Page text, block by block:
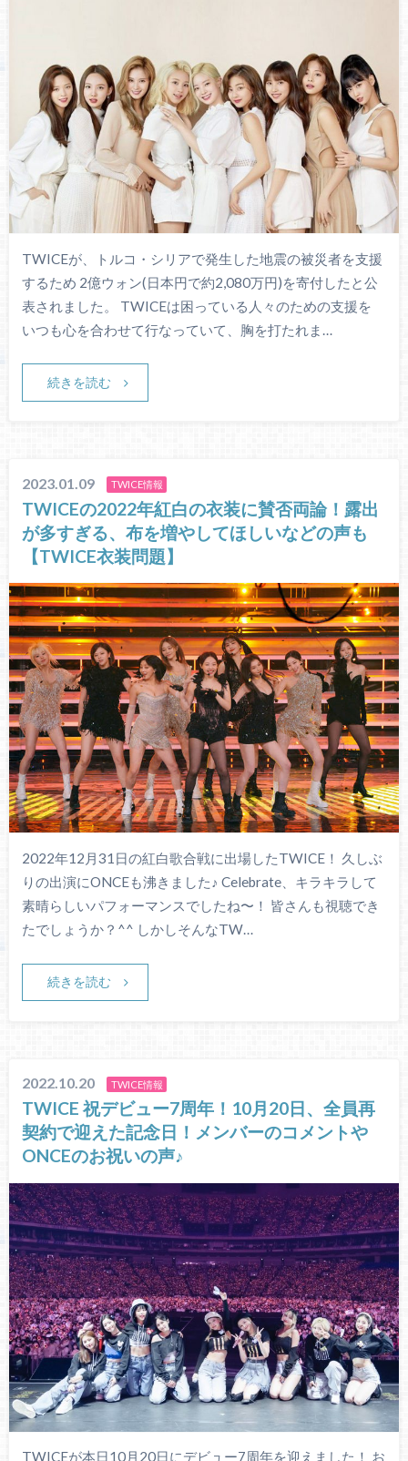
TWICEが、トルコ・シリアで発生した地震の被災者を支援
するため 2億ウォン(日本円で約2,080万円)を寄付したと公
表されました。 TWICEは困っている人々のための支援を
いつも心を合わせて行なっていて、胸を打たれま…
続きを読む
2023.01.09 TWICE情報
TWICEの2022年紅白の衣装に賛否両論！露出
が多すぎる、布を増やしてほしいなどの声も
【TWICE衣装問題】
2022年12月31日の紅白歌合戦に出場したTWICE！ 久しぶ
りの出演にONCEも沸きました♪ Celebrate、キラキラして
素晴らしいパフォーマンスでしたね〜！ 皆さんも視聴でき
たでしょうか？^^ しかしそんなTW…
続きを読む
2022.10.20 TWICE情報
TWICE 祝デビュー7周年！10月20日、全員再
契約で迎えた記念日！メンバーのコメントや
ONCEのお祝いの声♪
TWICEが本日10月20日にデビュー7周年を迎えました！ お